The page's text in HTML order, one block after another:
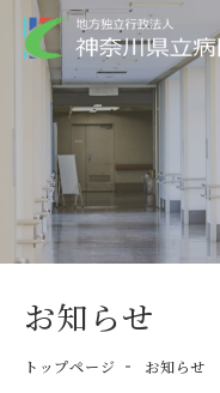
お知らせ
トップページ お知らせ